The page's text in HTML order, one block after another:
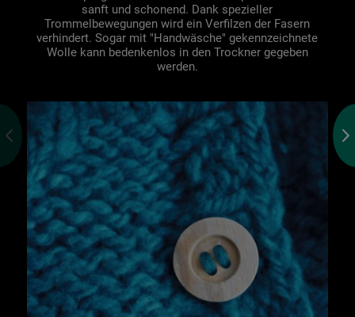
sanft und schonend. Dank spezieller
Trommelbewegungen wird ein Verfilzen der Fasern
verhindert. Sogar mit "Handwäsche" gekennzeichnete
Wolle kann bedenkenlos in den Trockner gegeben
werden.
lediglich unbedingt erforderliche Cookis
gesetzt. Mehr Informationen
https://www.bauknecht.de/seiten/nutzung-